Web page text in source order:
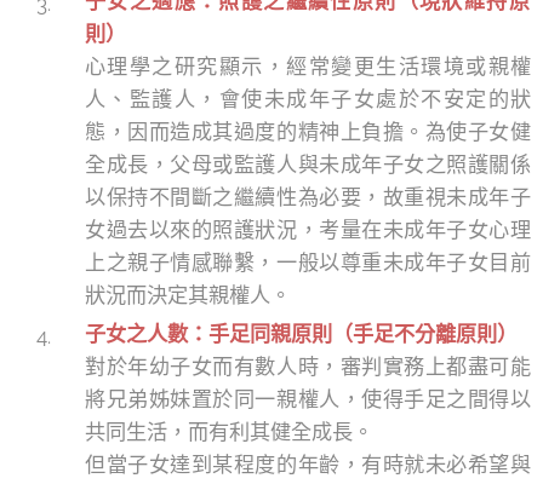
則）
心理學之研究顯示，經常變更生活環境或親權
人、監護人，會使未成年子女處於不安定的狀
態，因而造成其過度的精神上負擔。為使子女健
全成長，父母或監護人與未成年子女之照護關係
以保持不間斷之繼續性為必要，故重視未成年子
女過去以來的照護狀況，考量在未成年子女心理
上之親子情感聯繫，一般以尊重未成年子女目前
狀況而決定其親權人。
子女之人數：手足同親原則（手足不分離原則）
對於年幼子女而有數人時，審判實務上都盡可能
將兄弟姊妹置於同一親權人，使得手足之間得以
共同生活，而有利其健全成長。
但當子女達到某程度的年齡，有時就未必希望與